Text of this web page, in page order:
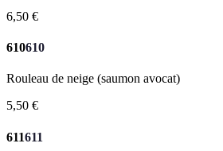
6,50 €
610610
Rouleau de neige (saumon avocat)
5,50 €
611611